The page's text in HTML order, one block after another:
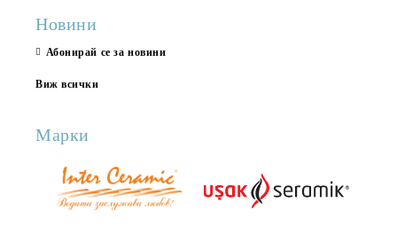
Новини
Абонирай се за новини
Виж всички
Марки